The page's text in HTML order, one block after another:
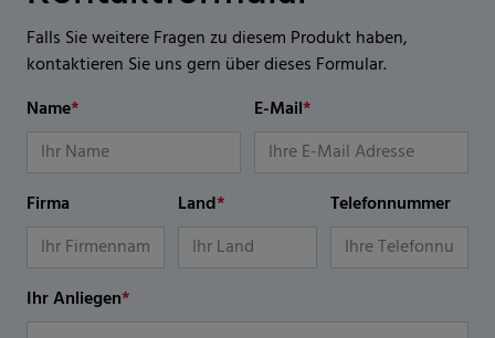
Falls Sie weitere Fragen zu diesem Produkt haben,
kontaktieren Sie uns gern über dieses Formular.
Name* E-Mail*
Firma Land* Telefonnummer
Ihr Anliegen*